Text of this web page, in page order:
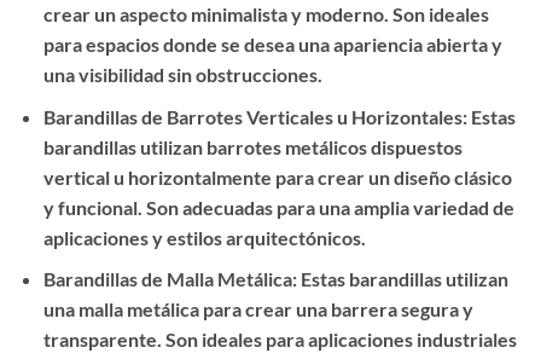
crear un aspecto minimalista y moderno. Son ideales
para espacios donde se desea una apariencia abierta y
una visibilidad sin obstrucciones.
Barandillas de Barrotes Verticales u Horizontales: Estas
barandillas utilizan barrotes metálicos dispuestos
vertical u horizontalmente para crear un diseño clásico
y funcional. Son adecuadas para una amplia variedad de
aplicaciones y estilos arquitectónicos.
Barandillas de Malla Metálica: Estas barandillas utilizan
una malla metálica para crear una barrera segura y
transparente. Son ideales para aplicaciones industriales